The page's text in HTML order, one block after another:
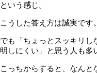
という感じ。
こうした答え方は誠実です。
でも「ちょっとスッキリし
明しにくい」と思う人も多
こっちからすると、なんと